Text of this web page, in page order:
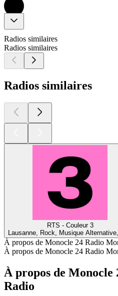
Radios similaires
Radios similaires
Radios similaires
RTS - Couleur 3
Lausanne, Rock, Musique
À propos de Monocle 24 Radio
À propos de Monocle 24 Radio
À propos de Monocle
Radio